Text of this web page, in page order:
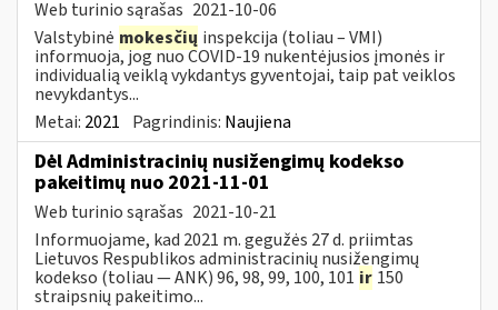
Web turinio sąrašas 2021-10-06
Valstybinė mokesčių inspekcija (toliau – VMI)
informuoja, jog nuo COVID-19 nukentėjusios įmonės ir
individualią veiklą vykdantys gyventojai, taip pat veiklos
nevykdantys...
Metai: 2021 Pagrindinis: Naujiena
Dėl Administracinių nusižengimų kodekso
pakeitimų nuo 2021-11-01
Web turinio sąrašas 2021-10-21
Informuojame, kad 2021 m. gegužės 27 d. priimtas
Lietuvos Respublikos administracinių nusižengimų
kodekso (toliau — ANK) 96, 98, 99, 100, 101 ir 150
straipsnių pakeitimo...